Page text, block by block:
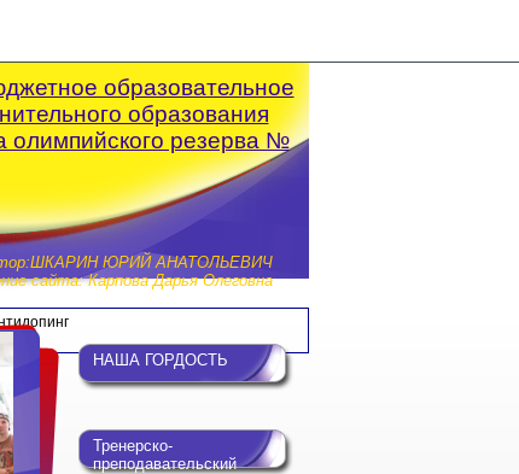
образовательное
образования
олимпийского резерва №
ЮРИЙ АНАТОЛЬЕВИЧ
сайта: Карпова Дарья Олеговна
НАША ГОРДОСТЬ
Тренерско-
преподавательский